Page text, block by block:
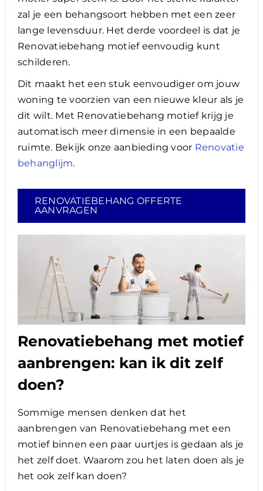
zal je een behangsoort hebben met een zeer
lange levensduur. Het derde voordeel is dat je
Renovatiebehang motief eenvoudig kunt
schilderen.
Dit maakt het een stuk eenvoudiger om jouw
woning te voorzien van een nieuwe kleur als je
dit wilt. Met Renovatiebehang motief krijg je
automatisch meer dimensie in een bepaalde
ruimte. Bekijk onze aanbieding voor Renovatie
behanglijm.
RENOVATIEBEHANG OFFERTE
AANVRAGEN
Renovatiebehang met motief
aanbrengen: kan ik dit zelf
doen?
Sommige mensen denken dat het
aanbrengen van Renovatiebehang met een
motief binnen een paar uurtjes is gedaan als je
het zelf doet. Waarom zou het laten doen als je
het ook zelf kan doen?